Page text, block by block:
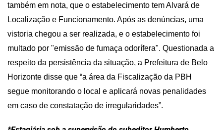
também em nota, que o estabelecimento tem Alvará de
Localização e Funcionamento. Após as denúncias, uma
vistoria chegou a ser realizada, e o estabelecimento foi
multado por "emissão de fumaça odorífera". Questionada a
respeito da persistência da situação, a Prefeitura de Belo
Horizonte disse que “a área da Fiscalização da PBH
segue monitorando o local e aplicará novas penalidades
em caso de constatação de irregularidades”.